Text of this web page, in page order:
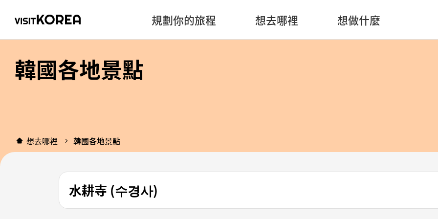
規劃你的旅程 想去哪裡 想做什麼
韓國各地景點
想去哪裡 韓國各地景點
水耕寺 (수경사)